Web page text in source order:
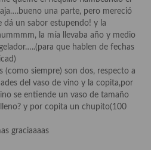
una parte, pero mereció
dá un sabor estupendo! y la
la mía llevaba año y medio
que hablen de fechas
(como siempre) son dos, respecto a
del vaso de vino y la copita,por
se entiende un vaso de tamaño
y por copita un chupito(100
graciaaaas